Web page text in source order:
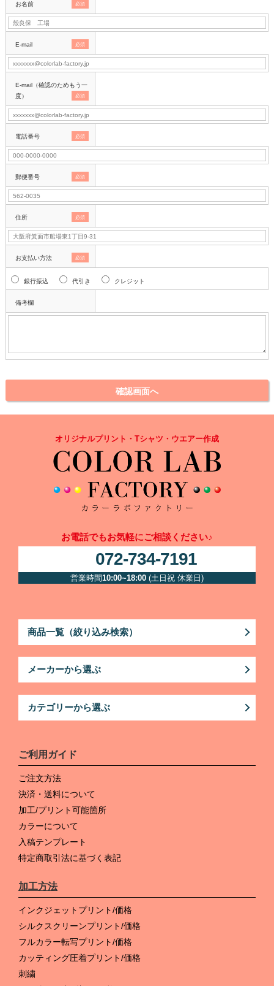
お名前 必須
E-mail 必須
E-mail（確認のためもう一
度）
必須
電話番号 必須
郵便番号 必須
住所 必須
お支払い方法 必須
銀行振込 代引き クレジット
備考欄
オリジナルプリント・Tシャツ・ウエアー作成
お電話でもお気軽にご相談ください♪
072-734-7191
営業時間10:00~18:00 (土日祝 休業日)
商品一覧（絞り込み検索）
メーカーから選ぶ
カテゴリーから選ぶ
ご利用ガイド
ご注文方法
決済・送料について
加工/プリント可能箇所
カラーについて
入稿テンプレート
特定商取引法に基づく表記
加工方法
インクジェットプリント/価格
シルクスクリーンプリント/価格
フルカラー転写プリント/価格
カッティング圧着プリント/価格
刺繍